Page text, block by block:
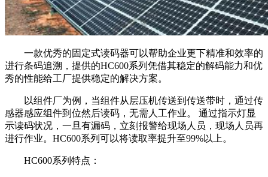
一款优秀的固定式读码器可以帮助企业更下精准和效率的
进行条码追溯，提供的HC600系列凭借其稳定的解码能力和优
秀的性能给工厂提供稳定的解决方案。
以组件厂为例，当组件从层压机传送到传送带时，通过传
感器感应组件到位然后读码，无需人工作业。 通过指示灯显
示读码状况，一旦有漏码，立刻报警给现场人员，现场人员再
进行作业。HC600系列可以将读取率提升至99%以上。
HC600系列特点：